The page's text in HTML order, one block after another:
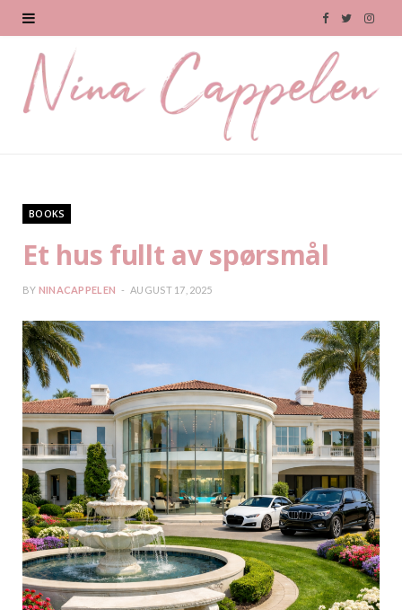
F
a
c
T
i
I
s
BOOKS
Et hus fullt av spørsmål
BY NINACAPPELEN AUGUST 17, 2025